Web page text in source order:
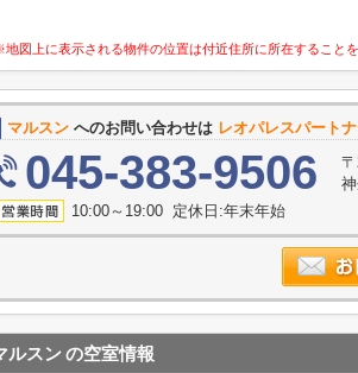
図上に表示される物件の位置は付近住所に所在すること
マルスン へのお問い合わせは レオパレスパート
045-383-9506
10:00～19:00 定休日:年末年始
ルスンの空室情報